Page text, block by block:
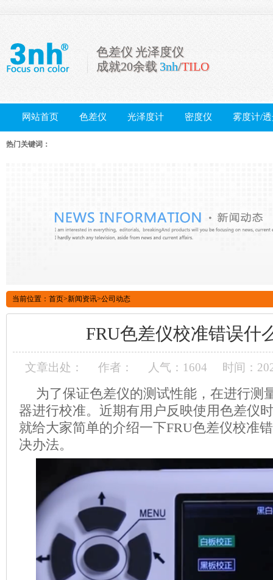
色差仪 光泽度仪
成就20余载 3nh/TILO
网站首页 色差仪 光泽度计 密度仪 雾度计/
配件
热门关键词：
当前位置： 首页>新闻资讯>公司动态
FRU色差仪校准错误什
文章出处： 作者： 人气：1604 时间：
为了保证色差仪的测试性能，在进行测
器进行校准。近期有用户反映使用色差仪
就给大家简单的介绍一下FRU色差仪校准
决办法。